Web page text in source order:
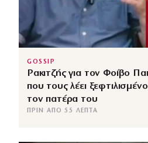
GOSSIP
Ρακιτζής για τον Φοίβο
που τους λέει
τον πατέρα του
ΠΡΙΝ ΑΠΌ 55 ΛΕΠΤΆ